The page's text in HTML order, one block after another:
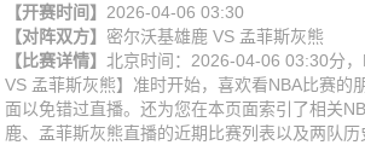
【开赛时间】 2026-04-06 03:30
【对阵双方】 密尔沃基雄鹿 VS 孟菲斯灰熊
【比赛详情】 北京时间：2026-04-06 03:30分
VS 孟菲斯灰熊】准时开始，喜欢看NBA比赛的
面以免错过直播。还为您在本页面索引了相关
鹿、孟菲斯灰熊直播的近期比赛列表以及两队